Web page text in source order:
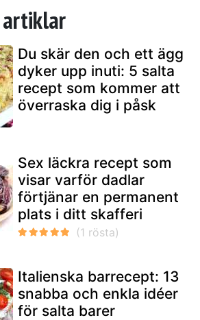
Du skär den och ett ägg
dyker upp inuti: 5 salta
recept som kommer att
överraska dig i påsk
Sex läckra recept som
visar varför dadlar
förtjänar en permanent
plats i ditt skafferi
Italienska barrecept: 13
snabba och enkla idéer
för salta barer